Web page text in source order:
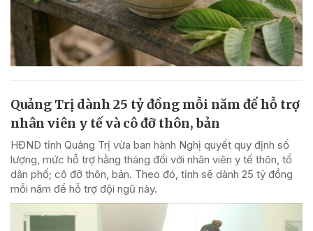
Quảng Trị dành 25 tỷ đồng mỗi năm để hỗ trợ
nhân viên y tế và cô đỡ thôn, bản
HĐND tỉnh Quảng Trị vừa ban hành Nghị quyết quy định số
lượng, mức hỗ trợ hằng tháng đối với nhân viên y tế thôn, tổ
dân phố; cô đỡ thôn, bản. Theo đó, tỉnh sẽ dành 25 tỷ đồng
mỗi năm để hỗ trợ đội ngũ này.